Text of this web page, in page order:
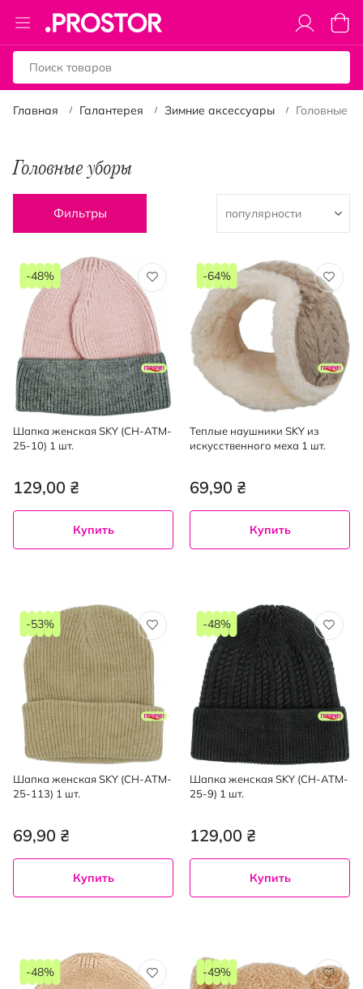
Toggle
Nav
Моя
Главная Галантерея Зимние аксессуары Головные
Головные уборы
Фильтры
Шапка женская SKY (CH-ATM-
25-10) 1 шт.
129,00 ₴
-48%
Купить
Теплые наушники SKY из
искусственного меха 1 шт.
69,90 ₴
-64%
Купить
Шапка женская SKY (CH-ATM-
25-113) 1 шт.
69,90 ₴
-53%
Купить
Шапка женская SKY (CH-ATM-
25-9) 1 шт.
129,00 ₴
-48%
Купить
-48% -49%